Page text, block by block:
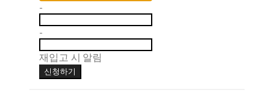
-
-
재입고 시 알림
신청하기